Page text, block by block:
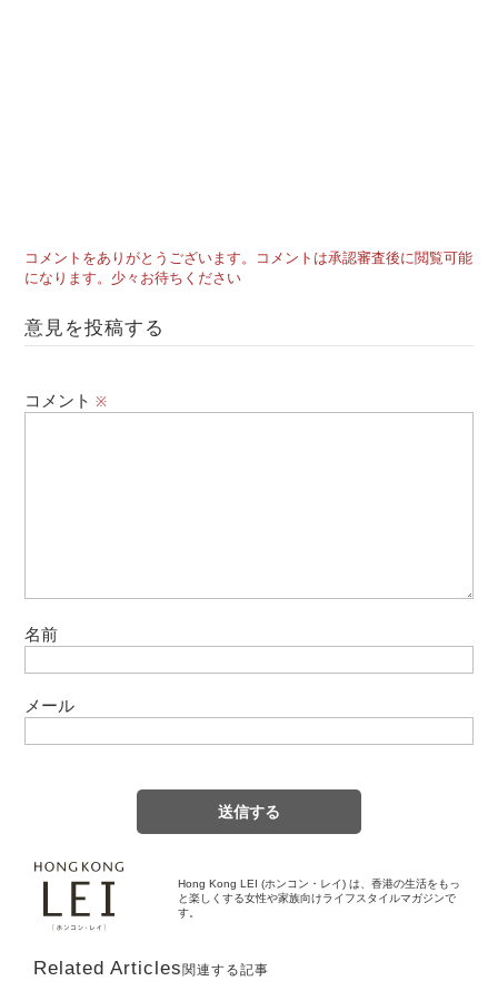
コメントをありがとうございます。コメントは承認審査後に閲覧可能
になります。少々お待ちください
意見を投稿する
コメント※
名前
メール
Hong Kong LEI (ホンコン・レイ) は、香港の生活をもっ
と楽しくする女性や家族向けライフスタイルマガジンで
す。
Related Articles 関連する記事